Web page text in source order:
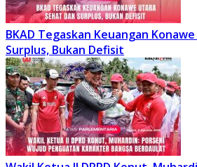
BKAD Tegaskan Keuangan
Surplus, Bukan Defisit